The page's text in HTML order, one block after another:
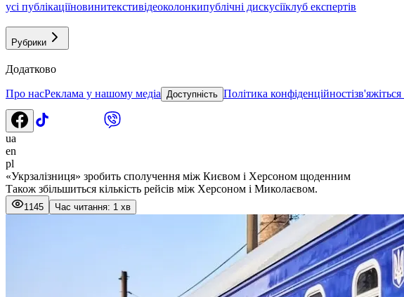
усі публікаціїновинитекстивідеоколонкипублічні дискусіїклуб експертів
Рубрики
Додатково
Про насРеклама у нашому медіа Доступність Політика конфіденційності
ua
en
pl
«Укрзалізниця» зробить сполучення між Києвом і Херсоном щоденним
Також збільшиться кількість рейсів між Херсоном і Миколаєвом.
1145 Час читання: 1 хв